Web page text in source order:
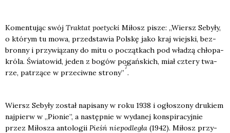
Komen­tu­jąc swój Trak­tat poetyc­ki Miłosz pisze: „Wiersz Seby­ły,
o któ­rym tu mowa, przed­sta­wia Pol­skę jako kraj wiej­ski, bez­
bron­ny i przy­wią­za­ny do mitu o począt­kach pod wła­dzą chło­pa-
kró­la. Świa­to­wid, jeden z bogów pogań­skich, miał czte­ry twa­
rze, patrzą­ce w prze­ciw­ne stro­ny”
7
.
Wiersz Seby­ły został napi­sa­ny w roku 1938 i ogło­szo­ny dru­kiem
naj­pierw w „Pio­nie”, a następ­nie w wyda­nej kon­spi­ra­cyj­nie
przez Miło­sza anto­lo­gii Pieśń nie­pod­le­gła (1942). Miłosz przy­